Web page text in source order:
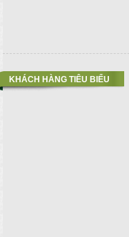
KHÁCH HÀNG TIÊU BIỂU